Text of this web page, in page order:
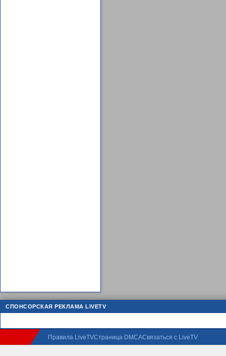
СПОНСОРСКАЯ РЕКЛАМА LIVETV
Правила LiveTVСтраница DMCAСвязаться с LiveTV